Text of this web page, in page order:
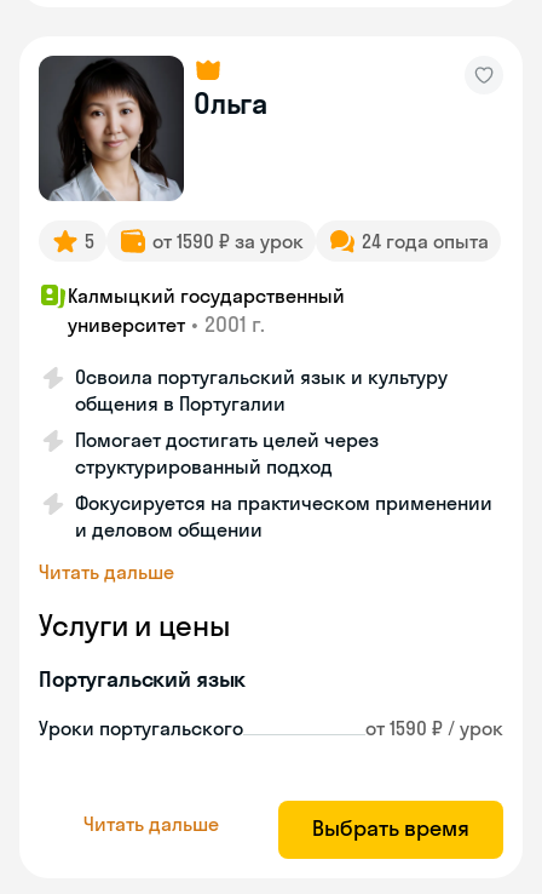
Ольга
5 от 1590 ₽ за урок 24 года опыта
Калмыцкий государственный
университет • 2001 г.
Освоила португальский язык и культуру
общения в Португалии
Помогает достигать целей через
структурированный подход
Фокусируется на практическом применении
и деловом общении
Читать дальше
Услуги и цены
Португальский язык
Уроки португальского от 1590 ₽ / урок
Читать дальше Выбрать время